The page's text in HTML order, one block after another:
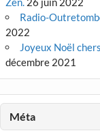
Radio-
2022
Joyeux Noël
décembre 2021
Méta